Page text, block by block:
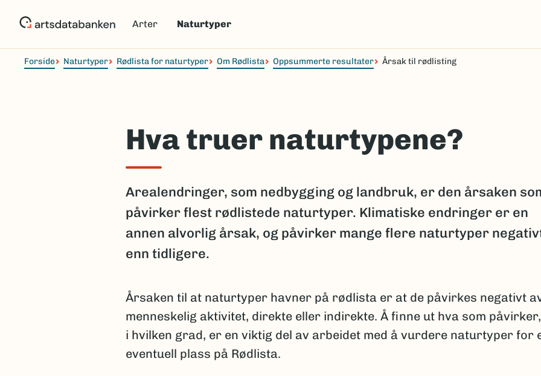
Arter Naturtyper
Forside Naturtyper Rødlista for naturtyper Om Rødlista Oppsummerte resultater Årsak til rødlisting
Hva truer naturtypene?
Arealendringer, som nedbygging og landbruk, er den årsaken
påvirker flest rødlistede naturtyper. Klimatiske endringer er en
annen alvorlig årsak, og påvirker mange flere naturtyper
enn tidligere.
Årsaken til at naturtyper havner på rødlista er at de påvirkes negativt
menneskelig aktivitet, direkte eller indirekte. Å finne ut hva som
i hvilken grad, er en viktig del av arbeidet med å vurdere naturtyper for
eventuell plass på Rødlista.